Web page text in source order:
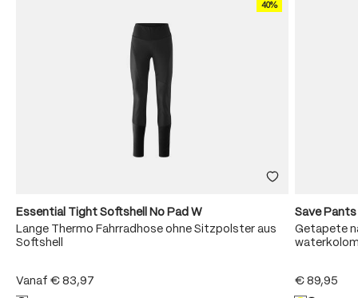
40%
Essential Tight Softshell No Pad W
Lange Thermo Fahrradhose ohne Sitzpolster aus
Softshell
Vanaf € 83,97
Save Pants
Getapete
€ 89,95